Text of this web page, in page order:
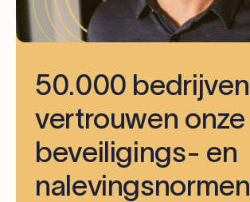
50.000 bedrijven
vertrouwen onze
beveiligings- en
nalevingsnormen